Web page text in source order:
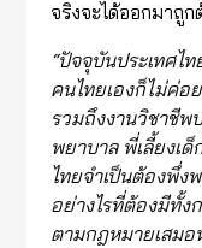
จริงจะได้ออกมาถู
“ปัจจุบันประเทศไ
คนไทยเองก็ไม่ค่อย
รวมถึงงานวิชาชีพ
พยาบาล พี่เลี้ยงเ
ไทยจำเป็นต้องพึ่ง
อย่างไรที่ต้องมีทั้ง
ตามกฎหมายเสมอ